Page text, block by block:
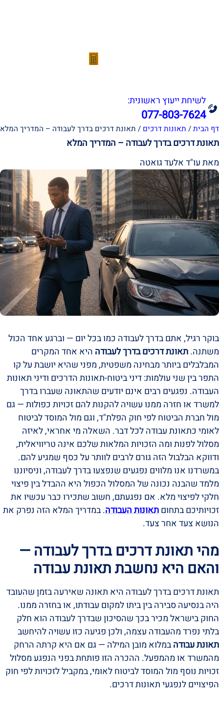
לשיחת ייעוץ ראשונית:
077-803-7624
דף הבית/ תאונות דרכים / תאונת דרכים בדרך לעבודה – המדריך המלא
תאונת דרכים בדרך לעבודה – המדריך המלא
מאת עו"ד אלעד גואטה
בוקר רגיל, אתם בדרך לעבודה כמו בכל יום — וברגע אחד הכול
משתנה.תאונת דרכים בדרך לעבודה היא אחד המקרים
המבלבלים ביותר מבחינה משפטית, מפני שהיא יושבת על קו
התפר בין שני עולמות: דיני ביטוח-תאונות הדרכים ודיני תאונות
העבודה. נפגעים רבים אינם יודעים שהתאונה שעברו בדרך
למשרד או חזרה ממנו עשויה להקנות להם זכויות כפולות — גם
מול חברת הביטוח לפי חוק הפלת"ד, וגם מול המוסד לביטוח
לאומי כתאונת עבודה לכל דבר. השאלה מי אחראי, לאיזה
מסלול לפנות ומה הזכויות המלאות שלכם אינה טריוויאלית,
ודווקא הבלבול הזה גורם לרבים לוותר על כסף שמגיע להם.
במשרדנו אנו מלווים נפגעים שנפצעו בדרך לעבודה, וניסיוננו
מלמד שהבנה נכונה של המסלול הכפול היא ההבדל בין פיצוי
חלקי לפיצוי מלא. אם נפגעתם, חשוב שתכירו כבר עכשיו את
זכויותיכם בתחוםתאונות העבודה. במדריך המלא הזה נפרק את
הנושא צעד אחר צעד.
מהי תאונת דרכים בדרך לעבודה —
והאם היא נחשבת תאונת עבודה
תאונת דרכים בדרך לעבודה היא תאונה שאירעה בזמן שהעובד
היה בנסיעה סבירה בין ביתו למקום עבודתו, או בחזרה ממנו.
החוק בישראל מכיר בכך שהסיכון שבדרך לעבודה הוא חלק
בלתי נפרד מהעבודה עצמה, ולכן פגיעה כזו עשויה להיחשב
תאונת עבודהבמלוא מובן המילה — גם אם היא קרתה הרחק
מהמשרד או מהמפעל. ההכרה הזו פותחת בפני הנפגע מסלול
זכויות נוסף מול המוסד לביטוח לאומי, במקביל לזכויות לפי חוק
הפיצויים לנפגעי תאונות דרכים.